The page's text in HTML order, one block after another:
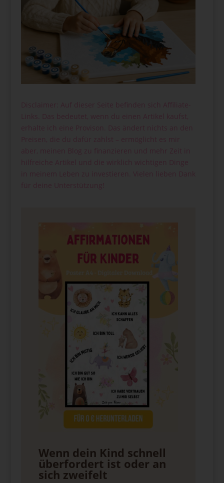
Disclaimer: Auf dieser Seite befinden sich Affiliate-
Links. Das bedeutet, wenn du einen Artikel kaufst,
erhalte ich eine Provison. Das ändert nichts an den
Preisen, die du dafür zahlst – ermöglicht es mir
aber, meinen Blog zu finanzieren und mehr Zeit in
hilfreiche Artikel und die wirklich wichtigen Dinge
in meinem Leben zu investieren. Vielen lieben Dank
für deine Unterstützung!
Wenn dein Kind schnell
überfordert ist oder an
sich zweifelt